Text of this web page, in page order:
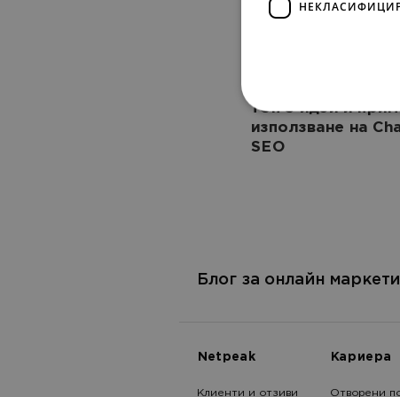
Топ 5 идеи и
използване на
SEO
Блог за онлайн
Netpeak
Клиенти и отзиви
Кариера
Отворени